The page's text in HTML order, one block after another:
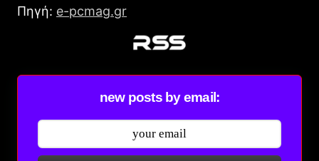
Πηγή: e-pcmag.gr
new posts by email: